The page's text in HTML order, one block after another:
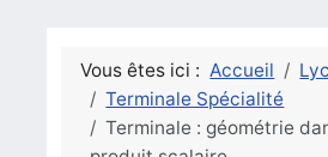
Vous êtes ici : Accueil
Terminale Spécialité
Terminale : géométrie